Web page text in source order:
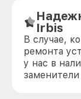
Irbis
В случае,
ремонта
у нас в
заменители